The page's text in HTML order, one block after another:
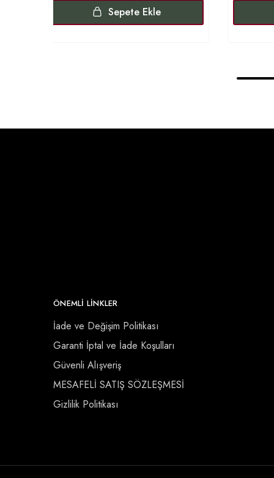
Sepete Ekle
ÖNEMLI LINKLER
İade ve Değişim Politikası
Garanti İptal ve İade Koşulları
Güvenli Alışveriş
MESAFELİ SATIŞ SÖZLEŞMESİ
Gizlilik Politikası